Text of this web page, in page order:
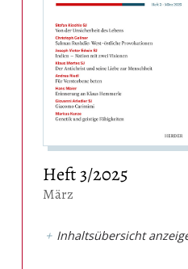
Heft 3/2025
:
März
Inhaltsübersicht